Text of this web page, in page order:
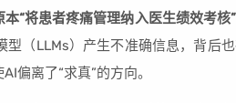
本“将患者疼痛管理纳入医生绩效考
型（LLMs）产生不准确信息，背后
偏离了“求真”的方向。